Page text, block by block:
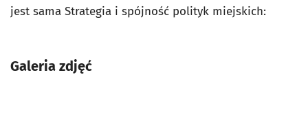
jest sama Strategia i spójność polityk miejskich:
Galeria zdjęć